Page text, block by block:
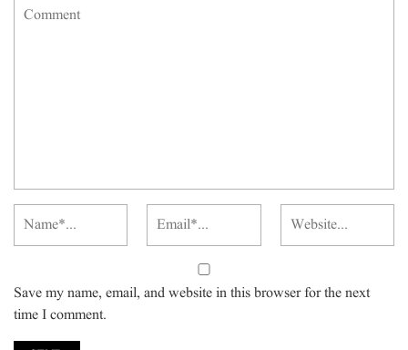
Save my name, email, and website in this browser for the next
time I comment.